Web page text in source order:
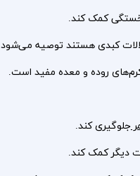
کمک کند.
کبدی هستند توصیه
روده و معده مفید است.
جلوگیری کند.
دیگر کمک کند.